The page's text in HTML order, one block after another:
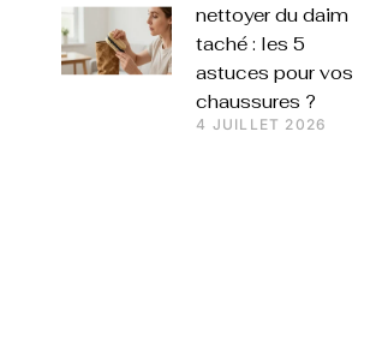
nettoyer du daim
taché : les 5
astuces pour vos
chaussures ?
4 JUILLET 2026